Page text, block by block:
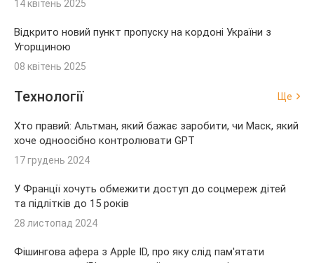
14 квітень 2025
Відкрито новий пункт пропуску на кордоні України з
Угорщиною
08 квітень 2025
Технології Ще
Хто правий: Альтман, який бажає заробити, чи Маск, який
хоче одноосібно контролювати GPT
17 грудень 2024
У Франції хочуть обмежити доступ до соцмереж дітей
та підлітків до 15 років
28 листопад 2024
Фішингова афера з Apple ID, про яку слід пам'ятати